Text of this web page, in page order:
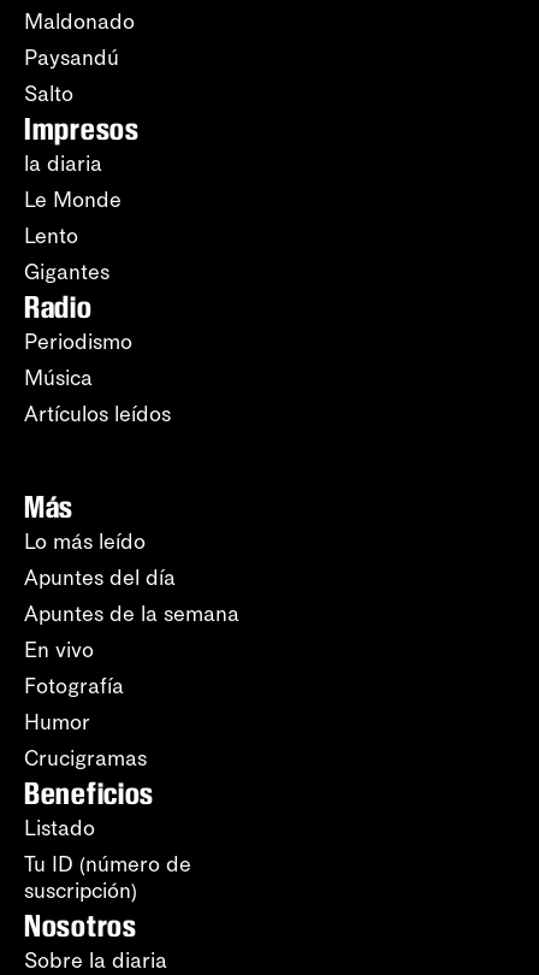
Maldonado
Paysandú
Salto
Impresos
la diaria
Le Monde
Lento
Gigantes
Radio
Periodismo
Música
Artículos leídos
Más
Lo más leído
Apuntes del día
Apuntes de la semana
En vivo
Fotografía
Humor
Crucigramas
Beneficios
Listado
Tu ID (número de
suscripción)
Nosotros
Sobre la diaria